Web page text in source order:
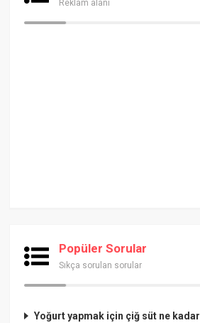
Reklam alanı
Popüler Sorular
Sıkça sorulan sorular
Yoğurt yapmak için çiğ süt ne kadar